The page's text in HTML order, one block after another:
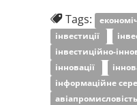
Tags:
інвестиції
інвестиційно-
інновації
інформаційне
авіапромисловість